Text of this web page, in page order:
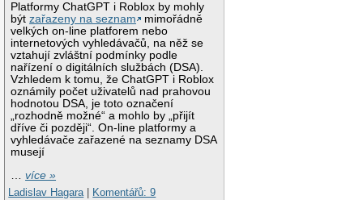
Platformy ChatGPT i Roblox by mohly
býtzařazeny na seznam
mimořádně
velkých on-line platforem nebo
internetových vyhledávačů, na něž se
vztahují zvláštní podmínky podle
nařízení o digitálních službách (DSA).
Vzhledem k tomu, že ChatGPT i Roblox
oznámily počet uživatelů nad prahovou
hodnotou DSA, je toto označení
„rozhodně možné“ a mohlo by „přijít
dříve či později“. On-line platformy a
vyhledávače zařazené na seznamy DSA
musejí
…více »
Ladislav Hagara| Komentářů: 9